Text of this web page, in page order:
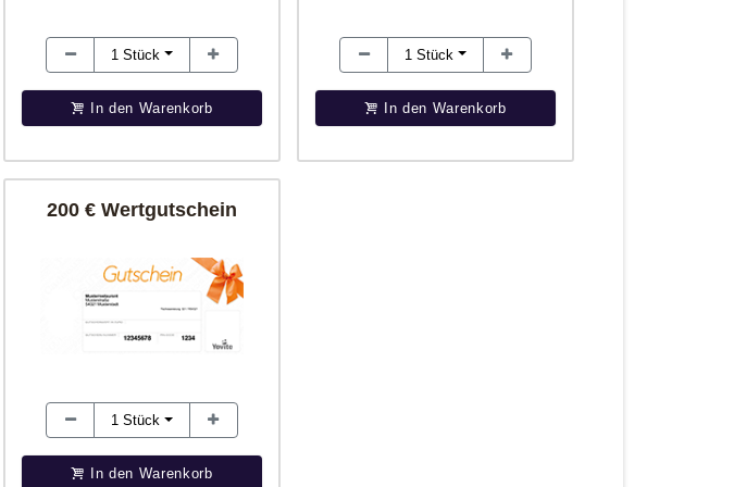
1Stück
In den Warenkorb
1Stück
In den Warenkorb
200 € Wertgutschein
1Stück
In den Warenkorb